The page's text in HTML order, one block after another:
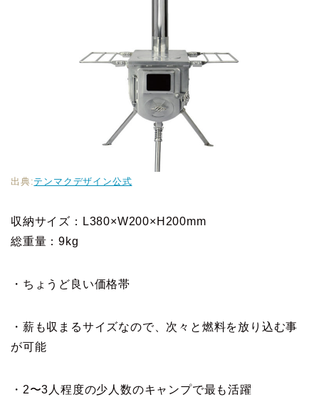
出典:テンマクデザイン公式
収納サイズ：L380×W200×H200mm
総重量：9kg
・ちょうど良い価格帯
・薪も収まるサイズなので、次々と燃料を放り込む事
が可能
・2〜3人程度の少人数のキャンプで最も活躍